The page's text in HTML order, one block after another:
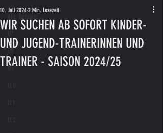
U9
WIR SUCHEN AB SOFORT KINDER-
UND JUGEND-TRAINERINNEN UND
TRAINER - SAISON 2024/25
10. Juli 2024 2 Min. Lesezeit